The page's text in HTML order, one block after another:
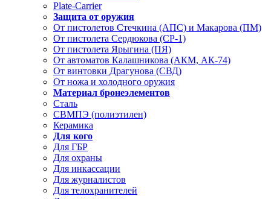
Plate-Carrier
Защита от оружия
От пистолетов Стечкина (АПС) и Макарова (ПМ)
От пистолета Сердюкова (СР-1)
От пистолета Ярыгина (ПЯ)
От автоматов Калашникова (АКМ, АК-74)
От винтовки Драгунова (СВД)
От ножа и холодного оружия
Материал бронеэлементов
Сталь
СВМПЭ (полиэтилен)
Керамика
Для кого
Для ГБР
Для охраны
Для инкассации
Для журналистов
Для телохранителей